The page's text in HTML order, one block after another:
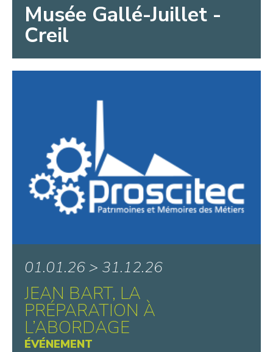
Musée Gallé-Juillet -
Creil
01.01.26 > 31.12.26
JEAN BART, LA
PRÉPARATION À
L’ABORDAGE
ÉVÉNEMENT